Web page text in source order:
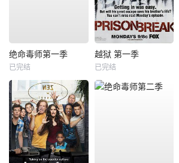
绝命毒师第一季
已完结
越狱 第一季
已完结